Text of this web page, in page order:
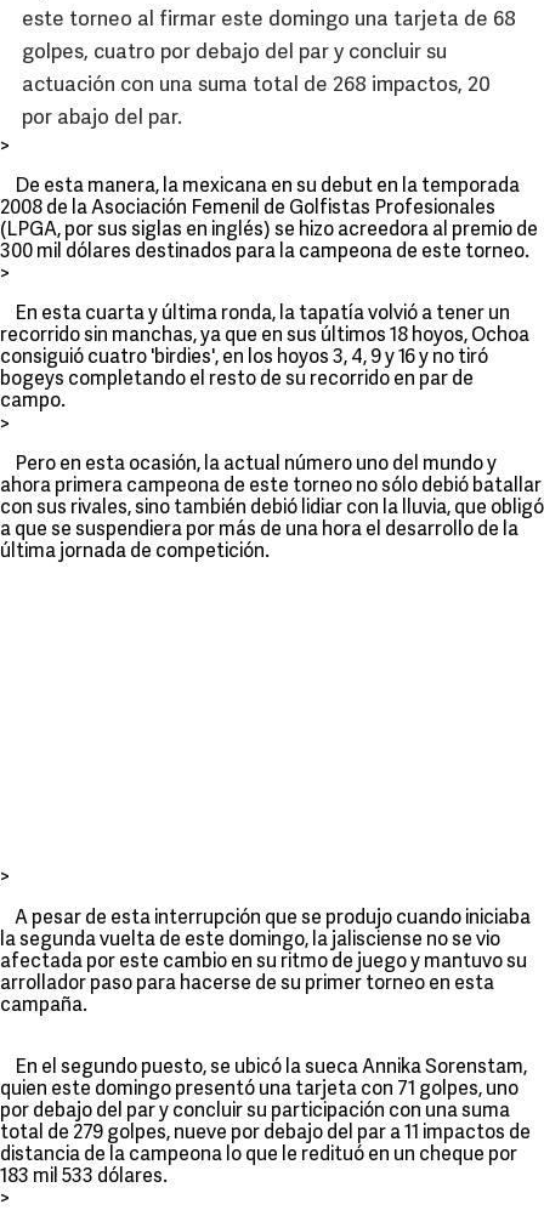
este torneo al firmar este domingo una tarjeta de 68
golpes, cuatro por debajo del par y concluir su
actuación con una suma total de 268 impactos, 20
por abajo del par.
>
De esta manera, la mexicana en su debut en la temporada
2008 de la Asociación Femenil de Golfistas Profesionales
(LPGA, por sus siglas en inglés) se hizo acreedora al premio de
300 mil dólares destinados para la campeona de este torneo.
>
En esta cuarta y última ronda, la tapatía volvió a tener un
recorrido sin manchas, ya que en sus últimos 18 hoyos, Ochoa
consiguió cuatro 'birdies', en los hoyos 3, 4, 9 y 16 y no tiró
bogeys completando el resto de su recorrido en par de
campo.
>
Pero en esta ocasión, la actual número uno del mundo y
ahora primera campeona de este torneo no sólo debió batallar
con sus rivales, sino también debió lidiar con la lluvia, que obligó
a que se suspendiera por más de una hora el desarrollo de la
última jornada de competición.
>
A pesar de esta interrupción que se produjo cuando iniciaba
la segunda vuelta de este domingo, la jalisciense no se vio
afectada por este cambio en su ritmo de juego y mantuvo su
arrollador paso para hacerse de su primer torneo en esta
campaña.
En el segundo puesto, se ubicó la sueca Annika Sorenstam,
quien este domingo presentó una tarjeta con 71 golpes, uno
por debajo del par y concluir su participación con una suma
total de 279 golpes, nueve por debajo del par a 11 impactos de
distancia de la campeona lo que le redituó en un cheque por
183 mil 533 dólares.
>